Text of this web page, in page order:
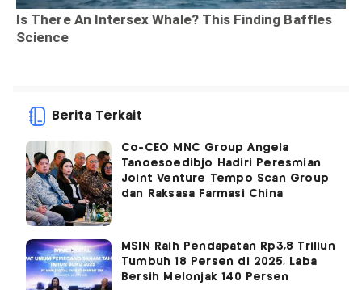
Berita Terkait
Co-CEO MNC Group Angela
Tanoesoedibjo Hadiri Peresmian
Joint Venture Tempo Scan Group
dan Raksasa Farmasi China
MSIN Raih Pendapatan Rp3,8 Triliun
Tumbuh 18 Persen di 2025, Laba
Bersih Melonjak 140 Persen